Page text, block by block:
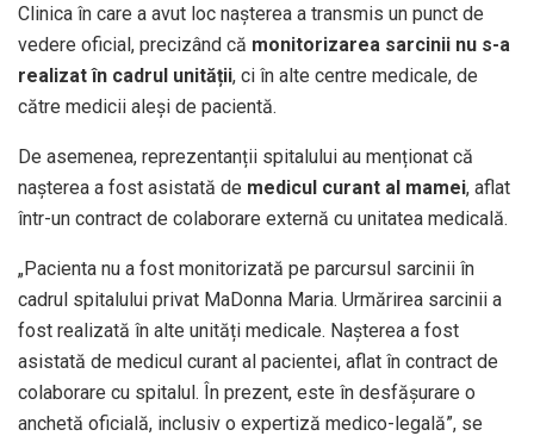
Clinica în care a avut loc nașterea a transmis un punct de
vedere oficial, precizând că monitorizarea sarcinii nu s-a
realizat în cadrul unității, ci în alte centre medicale, de
către medicii aleși de pacientă.
De asemenea, reprezentanții spitalului au menționat că
nașterea a fost asistată de medicul curant al mamei, aflat
într-un contract de colaborare externă cu unitatea medicală.
„Pacienta nu a fost monitorizată pe parcursul sarcinii în
cadrul spitalului privat MaDonna Maria. Urmărirea sarcinii a
fost realizată în alte unități medicale. Nașterea a fost
asistată de medicul curant al pacientei, aflat în contract de
colaborare cu spitalul. În prezent, este în desfășurare o
anchetă oficială, inclusiv o expertiză medico-legală”, se